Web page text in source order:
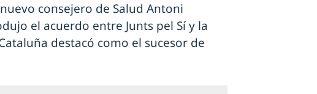
consejero de Salud Antoni
el acuerdo entre Junts pel Sí y la
destacó como el sucesor de